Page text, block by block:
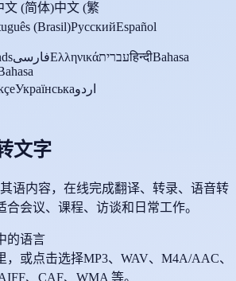
文 (简体)中文 (繁
(Brasil)РусскийEspañol
فارسیΕλληνικάעבריתहिन्दीBahasa
Українськаاردو
文字
语内容，在线完成翻译、转录、语音转
会议、课程、访谈和日常工作。
的语言
，或点击选择MP3、WAV、M4A/AAC、
、CAF、WMA 等。